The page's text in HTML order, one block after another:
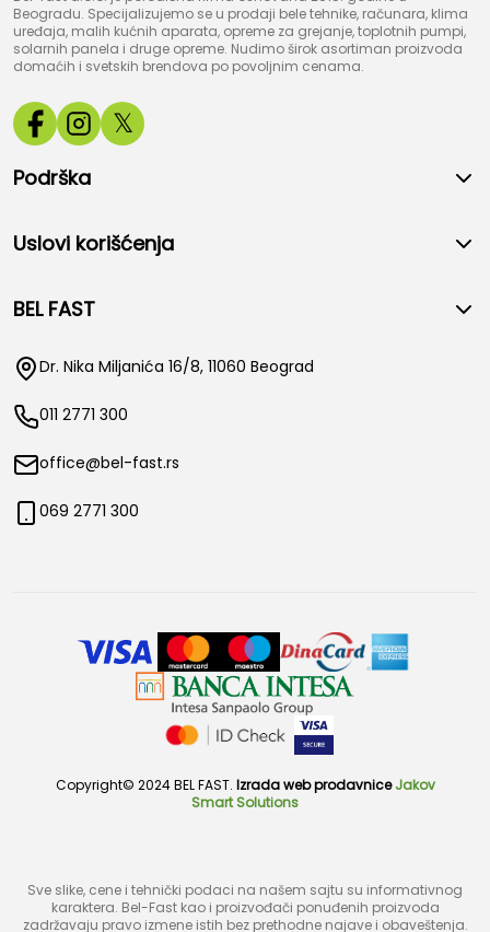
Beogradu. Specijalizujemo se u prodaji bele tehnike, računara, klima
uređaja, malih kućnih aparata, opreme za grejanje, toplotnih pumpi,
solarnih panela i druge opreme. Nudimo širok asortiman proizvoda
domaćih i svetskih brendova po povoljnim cenama.
𝕏
Podrška
Uslovi korišćenja
BEL FAST
Dr. Nika Miljanića 16/8, 11060 Beograd
011 2771 300
office@bel-fast.rs
069 2771 300
Copyright© 2024 BEL FAST. Izrada web prodavnice Jakov
Smart Solutions
Sve slike, cene i tehnički podaci na našem sajtu su informativnog
karaktera. Bel-Fast kao i proizvođači ponuđenih proizvoda
zadržavaju pravo izmene istih bez prethodne najave i obaveštenja.